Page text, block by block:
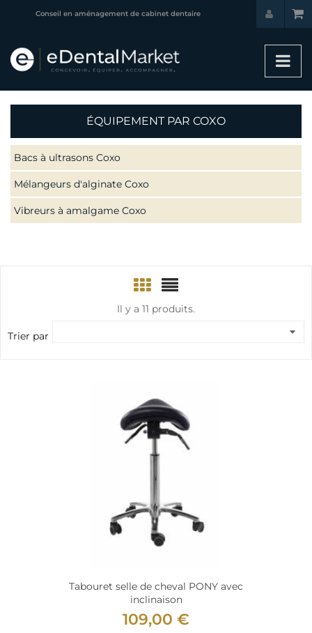
Conseil en aménagement de cabinet dentaire
ÉQUIPEMENT PAR COXO
Bacs à ultrasons Coxo
Mélangeurs d'alginate Coxo
Vibreurs à amalgame Coxo
Il y a 11 produits.
Trier par
Tabouret selle de cheval PONY avec
inclinaison
109,00 €